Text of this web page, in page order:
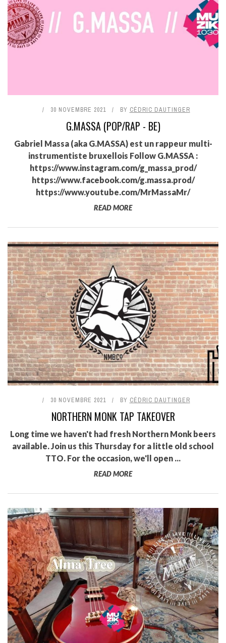
30 NOVEMBRE 2021 BY CÉDRIC DAUTINGER
G.MASSA (POP/RAP - BE)
Gabriel Massa (aka G.MASSA) est un rappeur multi-
instrumentiste bruxellois Follow G.MASSA :
https://www.instagram.com/g_massa_prod/
https://www.facebook.com/g.massa.prod/
https://www.youtube.com/MrMassaMr/
READ MORE
30 NOVEMBRE 2021 BY CÉDRIC DAUTINGER
NORTHERN MONK TAP TAKEOVER
Long time we haven't had fresh Northern Monk beers
available. Join us this Thursday for a little old school
TTO. For the occasion, we'll open ...
READ MORE